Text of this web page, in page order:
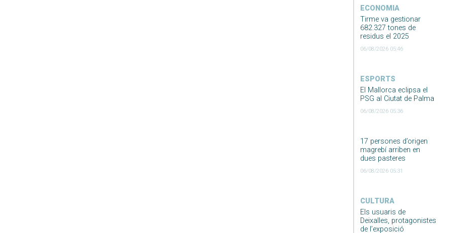
ECONOMIA
Tirme va gestionar
682.327 tones de
residus el 2025
06/08/2026 05:46
ESPORTS
El Mallorca eclipsa el
PSG al Ciutat de Palma
06/08/2026 05:36
17 persones d’origen
magrebí arriben en
dues pasteres
06/08/2026 05:31
CULTURA
Els usuaris de
Deixalles, protagonistes
de l’exposició